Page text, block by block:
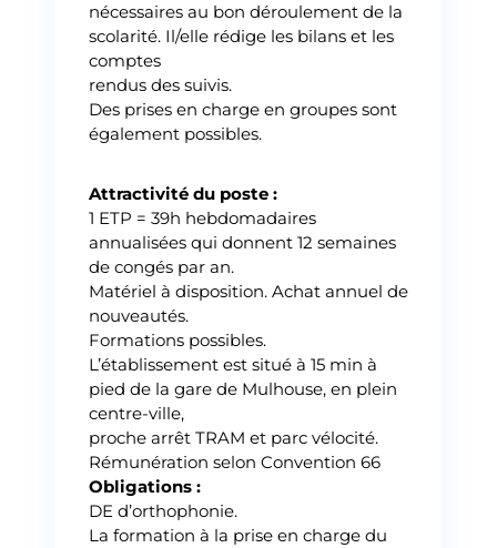
nécessaires au bon déroulement de la
scolarité. Il/elle rédige les bilans et les
comptes
rendus des suivis.
Des prises en charge en groupes sont
également possibles.
Attractivité du poste :
1 ETP = 39h hebdomadaires
annualisées qui donnent 12 semaines
de congés par an.
Matériel à disposition. Achat annuel de
nouveautés.
Formations possibles.
L’établissement est situé à 15 min à
pied de la gare de Mulhouse, en plein
centre-ville,
proche arrêt TRAM et parc vélocité.
Rémunération selon Convention 66
Obligations :
DE d’orthophonie.
La formation à la prise en charge du